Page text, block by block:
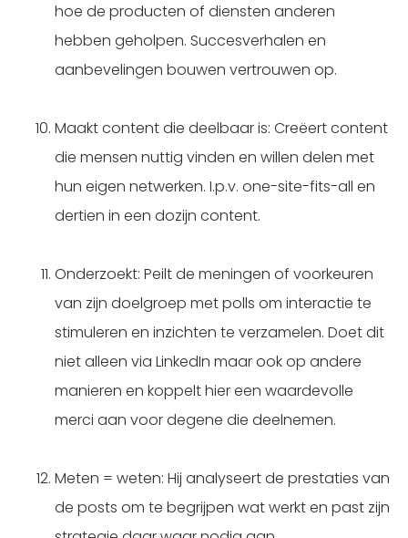
hoe de producten of diensten anderen
hebben geholpen. Succesverhalen en
aanbevelingen bouwen vertrouwen op.
Maakt content die deelbaar is: Creëert content
die mensen nuttig vinden en willen delen met
hun eigen netwerken. I.p.v. one-site-fits-all en
dertien in een dozijn content.
Onderzoekt: Peilt de meningen of voorkeuren
van zijn doelgroep met polls om interactie te
stimuleren en inzichten te verzamelen. Doet dit
niet alleen via LinkedIn maar ook op andere
manieren en koppelt hier een waardevolle
merci aan voor degene die deelnemen.
Meten = weten: Hij analyseert de prestaties van
de posts om te begrijpen wat werkt en past zijn